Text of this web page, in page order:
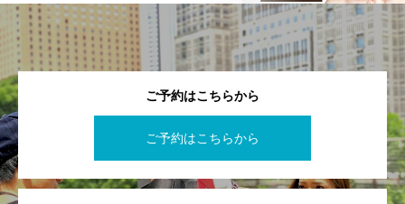
ご予約はこちらから
ご予約はこちらから